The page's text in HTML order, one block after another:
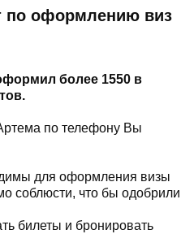
по оформлению виз
более 1550 в
по телефону Вы
для оформления визы
соблюсти, что бы одобрили
билеты и бронировать